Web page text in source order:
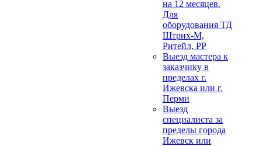
на 12 месяцев.
Для
оборудования ТД
Штрих-М,
Ритейл, РР
Выезд мастера к
заказчику в
пределах г.
Ижевска или г.
Перми
Выезд
специалиста за
пределы города
Ижевск или